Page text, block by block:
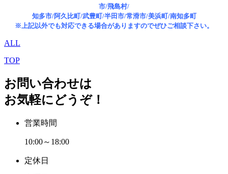
市/飛島村/
知多市/阿久比町/武豊町/半田市/常滑市/美浜町/南知多町
※上記以外でも対応できる場合がありますのでぜひご相談下さい。
ALL
TOP
お問い合わせは
お気軽にどうぞ！
営業時間
10:00～18:00
定休日